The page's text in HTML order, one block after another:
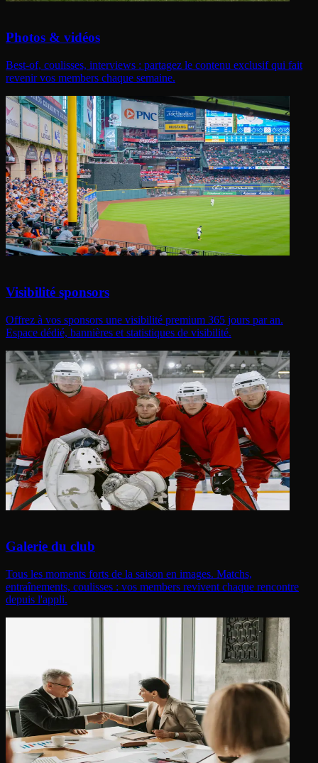
Photos & vidéos
Best-of, coulisses, interviews : partagez le contenu exclusif qui fait
revenir vos members chaque semaine.
Visibilité sponsors
Offrez à vos sponsors une visibilité premium 365 jours par an.
Espace dédié, bannières et statistiques de visibilité.
Galerie du club
Tous les moments forts de la saison en images. Matchs,
entraînements, coulisses : vos members revivent chaque rencontre
depuis l'appli.